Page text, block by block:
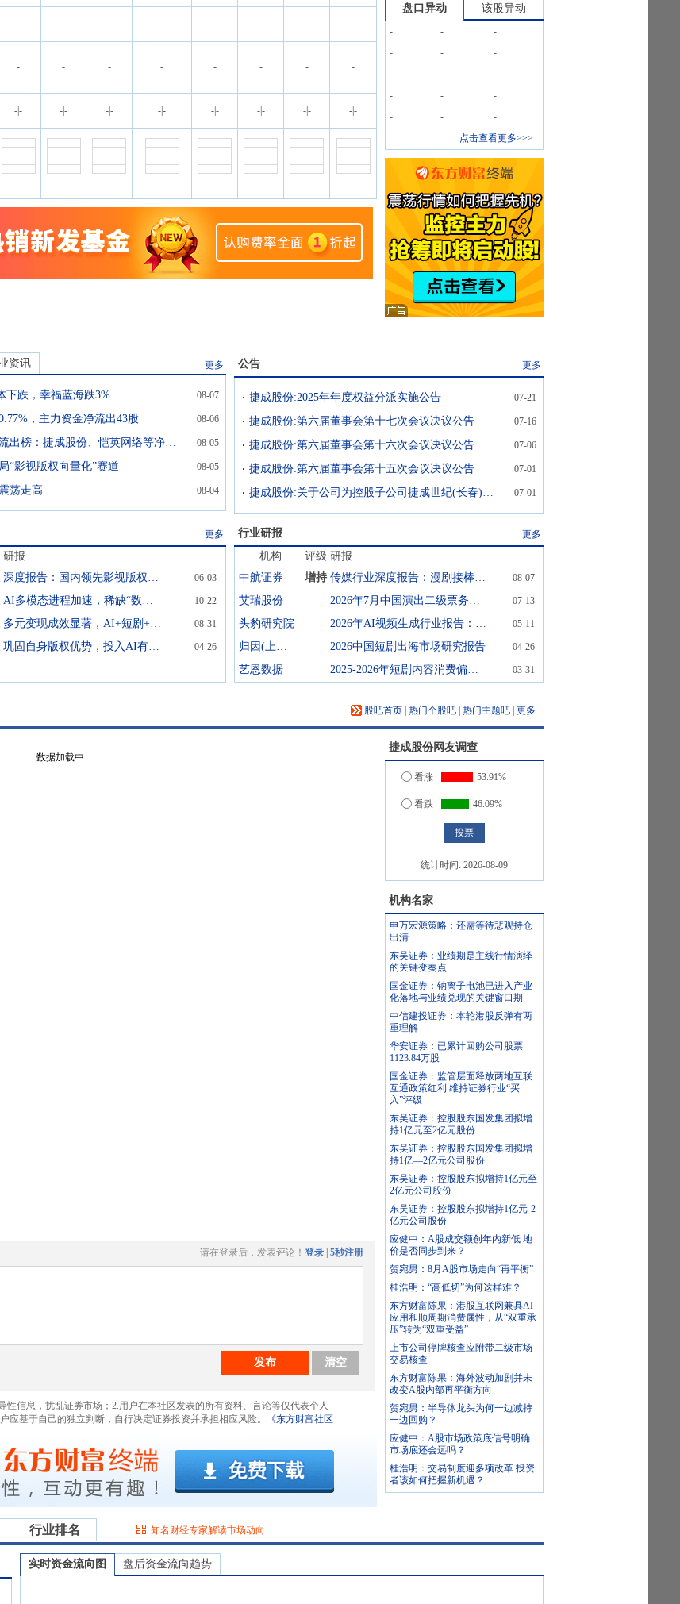
- - - - - - - -
- - - - - - - -
-- -- -|- -- -|- -|- -|- --
-
- - - - - - -
盘口异动 该股异动
- -
-
-
-
-
-
-
-
-
-
-
-
-
-
点击查看更多>>>
资讯 更多
下跌，幸福蓝海跌3% 08-07
，主力资金净流出43股 08-06
传媒行业资金流出榜：捷成股份、恺英网络等净流出资金居前 08-05
“影视版权向量化”赛道 08-05
荡走高 08-04
公告 更多
捷成股份:2025年年度权益分派实施公告 07-21
捷成股份:第六届董事会第十七次会议决议公告 07-16
捷成股份:第六届董事会第十六次会议决议公告 07-06
捷成股份:第六届董事会第十五次会议决议公告 07-01
捷成股份:关于公司为控股子公司捷成世纪(长春)文化产业投资有限责任公司向吉林省净发融资担保有限公司申请综合授信额度提供担保的公告 07-01
更多
研报
深度报告：国内领先影视版权运营商，AI加速公司驶入成长快车道 06-03
AI多模态进程加速，稀缺“数据集+自研产品”价值凸显 10-22
多元变现成效显著，AI+短剧+出海构建新增长 08-31
巩固自身版权优势，投入AI有望迎新增长 04-26
行业研报 更多
机构 评级 研报
中航证券
增持 传媒行业深度报告：漫剧接棒真人短剧，IP壁垒与流量霸权谁与争锋？ 08-07
艾瑞股份 2026年7月中国演出二级票务平台研究报告 07-13
头豹研究院 2026年AI视频生成行业报告：国产爆款频出，行业加速步入“工业化商用”阶段（精华版） 05-11
归因(上海)科技 2026中国短剧出海市场研究报告 04-26
艺恩数据 2025-2026年短剧内容消费偏好全景观察 03-31
股吧首页 热门个股吧 热门主题吧 更多
请在登录后，发表评论！ 登录 5秒注册
发布 清空
信息，扰乱证券市场；2.用户在本社区发表的所有资料、言论等仅代表个人
基于自己的独立判断，自行决定证券投资并承担相应风险。
《东方财富社区
捷成股份网友调查
看涨 53.91%
看跌 46.09%
统计时间: 2026-08-09
机构名家
申万宏源策略：还需等待悲观持仓
出清
东吴证券：业绩期是主线行情演绎
的关键变奏点
国金证券：钠离子电池已进入产业
化落地与业绩兑现的关键窗口期
中信建投证券：本轮港股反弹有两
重理解
华安证券：已累计回购公司股票
1123.84万股
国金证券：监管层面释放两地互联
互通政策红利 维持证券行业“买
入”评级
东吴证券：控股股东国发集团拟增
持1亿元至2亿元股份
东吴证券：控股股东国发集团拟增
持1亿—2亿元公司股份
东吴证券：控股股东拟增持1亿元至
2亿元公司股份
东吴证券：控股股东拟增持1亿元-2
亿元公司股份
应健中：A股成交额创年内新低 地
价是否同步到来？
贺宛男：8月A股市场走向“再平衡”
桂浩明：“高低切”为何这样难？
东方财富陈果：港股互联网兼具AI
应用和顺周期消费属性，从“双重承
压”转为“双重受益”
上市公司停牌核查应附带二级市场
交易核查
东方财富陈果：海外波动加剧并未
改变A股内部再平衡方向
贺宛男：半导体龙头为何一边减持
一边回购？
应健中：A股市场政策底信号明确
市场底还会远吗？
桂浩明：交易制度迎多项改革 投资
者该如何把握新机遇？
行业排名 知名财经专家解读市场动向
实时资金流向图 盘后资金流向趋势